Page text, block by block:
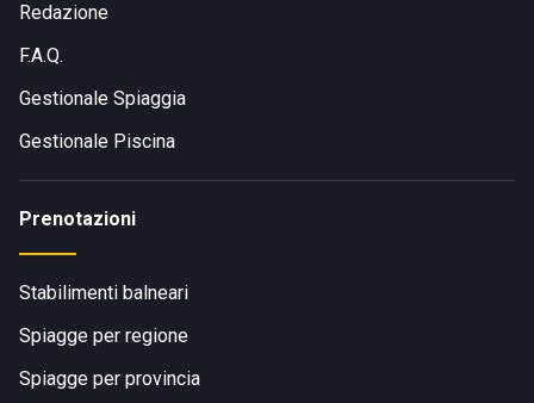
Redazione
F.A.Q.
Gestionale Spiaggia
Gestionale Piscina
Prenotazioni
Stabilimenti balneari
Spiagge per regione
Spiagge per provincia